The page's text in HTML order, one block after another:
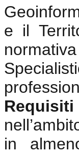
e il
in